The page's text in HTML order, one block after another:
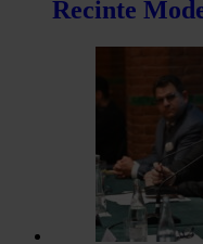
Recinte